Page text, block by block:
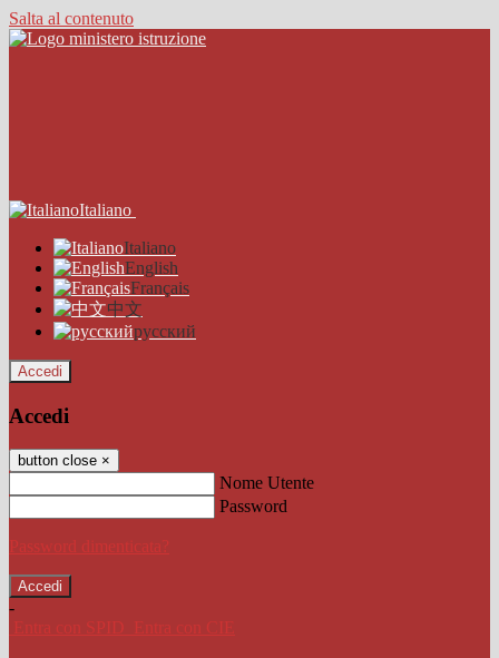
Salta al contenuto
Italiano
Italiano
English
Français
中文
русский
Accedi
Accedi
button close ×
Nome Utente
Password
Password dimenticata?
-
Entra con SPID
Entra con CIE